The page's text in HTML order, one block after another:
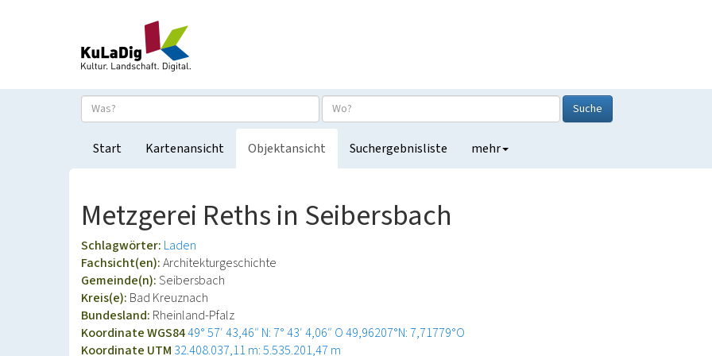
Suche
Start Kartenansicht Objektansicht Suchergebnisliste mehr
Metzgerei Reths in Seibersbach
Schlagwörter: Laden
Fachsicht(en):Architekturgeschichte
Gemeinde(n):Seibersbach
Kreis(e): Bad Kreuznach
Bundesland: Rheinland-Pfalz
Koordinate WGS8449° 57′ 43,46″ N: 7° 43′ 4,06″ O49,96207°N: 7,71779°O
Koordinate UTM 32.408.037,11 m: 5.535.201,47 m